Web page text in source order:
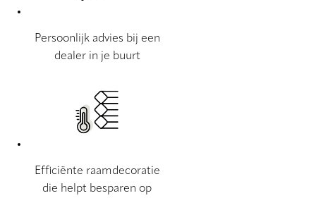
Persoonlijk advies bij een
dealer in je buurt
Efficiënte raamdecoratie
die helpt besparen op